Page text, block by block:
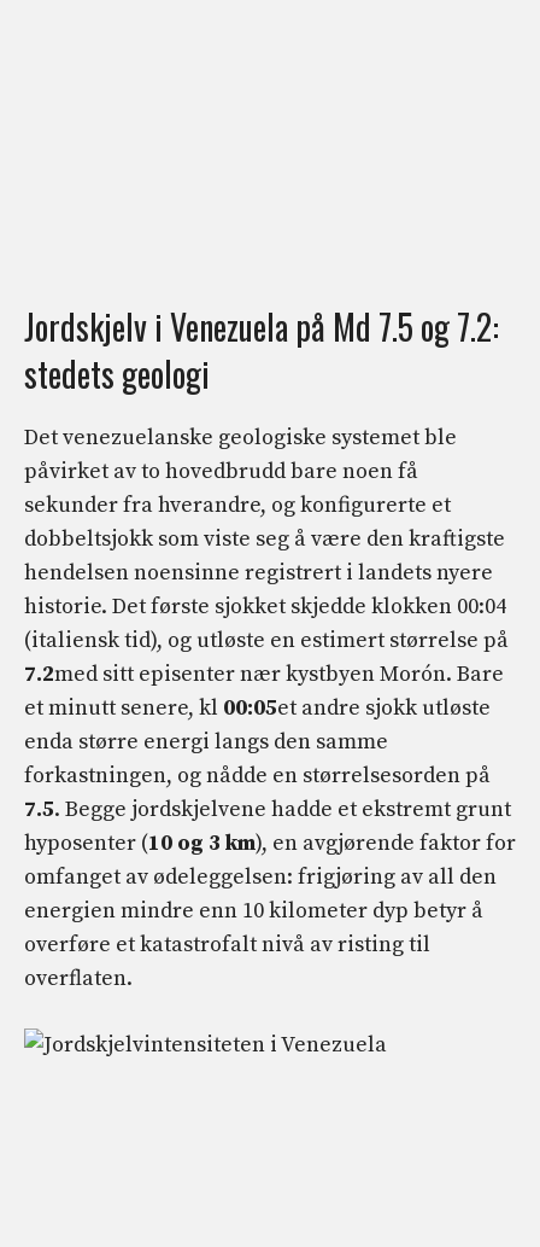
Jordskjelv i Venezuela på Md 7.5 og 7.2:
stedets geologi
Det venezuelanske geologiske systemet ble
påvirket av to hovedbrudd bare noen få
sekunder fra hverandre, og konfigurerte et
dobbeltsjokk som viste seg å være den kraftigste
hendelsen noensinne registrert i landets nyere
historie. Det første sjokket skjedde klokken 00:04
(italiensk tid), og utløste en estimert størrelse på
7.2med sitt episenter nær kystbyen Morón. Bare
et minutt senere, kl 00:05et andre sjokk utløste
enda større energi langs den samme
forkastningen, og nådde en størrelsesorden på
7.5. Begge jordskjelvene hadde et ekstremt grunt
hyposenter (10 og 3 km), en avgjørende faktor for
omfanget av ødeleggelsen: frigjøring av all den
energien mindre enn 10 kilometer dyp betyr å
overføre et katastrofalt nivå av risting til
overflaten.